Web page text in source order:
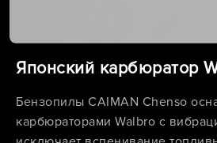
Японский карбюратор
Бензопилы CAIMAN Chenso
карбюраторами Walbro с